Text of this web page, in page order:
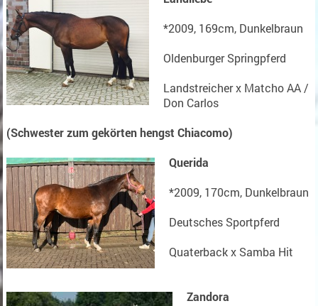
*2009, 169cm, Dunkelbraun
Oldenburger Springpferd
Landstreicher x Matcho AA /
Don Carlos
(Schwester zum gekörten hengst Chiacomo)
Querida
*2009, 170cm, Dunkelbraun
Deutsches Sportpferd
Quaterback x Samba Hit
Zandora